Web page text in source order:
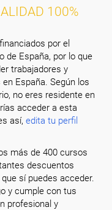
100%
por el
de España, por lo que
trabajadores y
España. Según los
no eres residente en
acceder a esta
así,edita tu perfil
más de 400 cursos
descuentos
sí puedes acceder.
y cumple con tus
profesional y